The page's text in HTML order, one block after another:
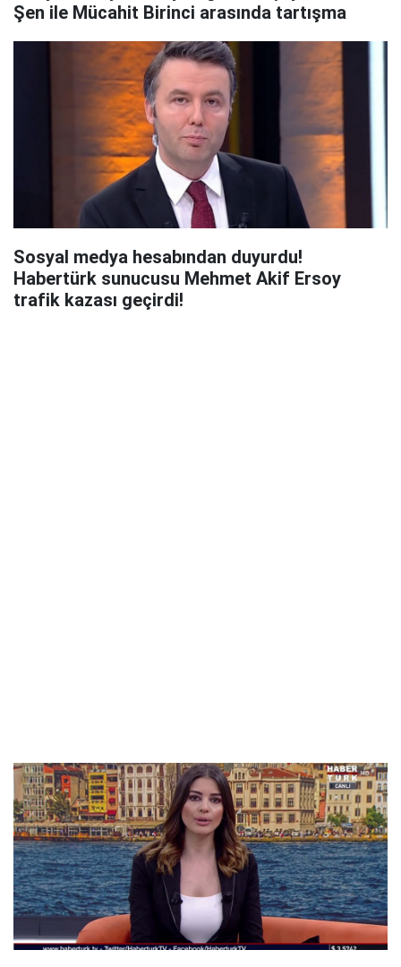
Şen ile Mücahit Birinci arasında tartışma
Sosyal medya hesabından duyurdu!
Habertürk sunucusu Mehmet Akif Ersoy
trafik kazası geçirdi!